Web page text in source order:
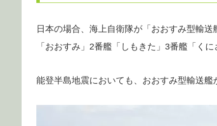
日本の場合、海上自衛隊が「おおすみ型輸
「おおすみ」2番艦「しもきた」3番艦「く
能登半島地震においても、おおすみ型輸送艦